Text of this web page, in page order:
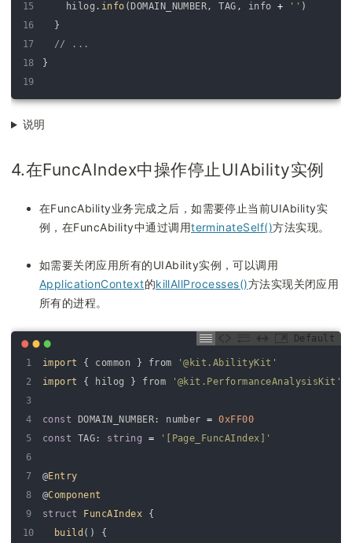
15
16
17
18
19
hilog . info ( DOMAIN_NUMBER, TAG , info + '' )
}
// ...
}
说明
4.在FuncAIndex中操作停止UIAbility实例
在FuncAbility业务完成之后，如需要停止当前UIAbility实
例，在FuncAbility中通过调用terminateSelf()方法实现。
如需要关闭应用所有的UIAbility实例，可以调用
ApplicationContext的killAllProcesses()方法实现关闭应用
所有的进程。
Default
1
2
3
4
5
6
7
8
9
10
import { common } from
'@kit.AbilityKit'
import
{ hilog } from '@kit.PerformanceAnalysisKit'
const DOMAIN_NUMBER : number = 0xFF00
const
TAG : string = '[Page_FuncAIndex]'
@Entry
@Component
struct
FuncAIndex
{
build ( )
{